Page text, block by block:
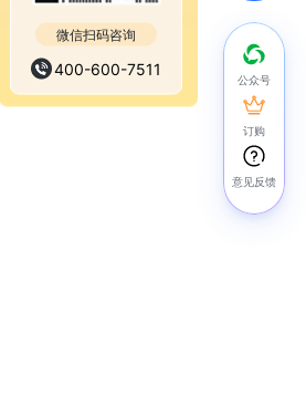
微信扫码咨询
400-600-7511
公众号
订购
意见反馈